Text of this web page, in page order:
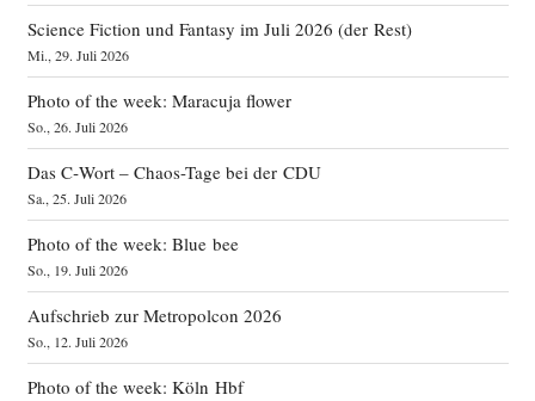
Science Fiction und Fantasy im Juli 2026 (der Rest)
Mi., 29. Juli 2026
Photo of the week: Maracuja flower
So., 26. Juli 2026
Das C‑Wort – Chaos-Tage bei der CDU
Sa., 25. Juli 2026
Photo of the week: Blue bee
So., 19. Juli 2026
Aufschrieb zur Metropolcon 2026
So., 12. Juli 2026
Photo of the week: Köln Hbf